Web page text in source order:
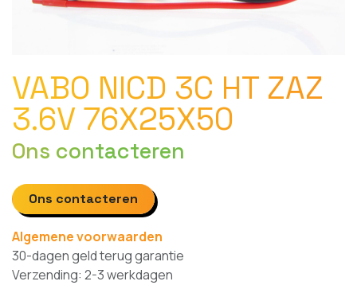
VABO NICD 3C HT ZAZ
3.6V 76X25X50
Ons contacteren
Ons contacteren
Algemene voorwaarden
30-dagen geld terug garantie
Verzending: 2-3 werkdagen